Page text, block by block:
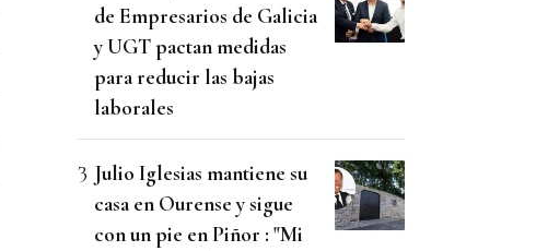
de Empresarios de Galicia
y UGT pactan medidas
para reducir las bajas
laborales
Julio Iglesias mantiene su
casa en Ourense y sigue
con un pie en Piñor : "Mi